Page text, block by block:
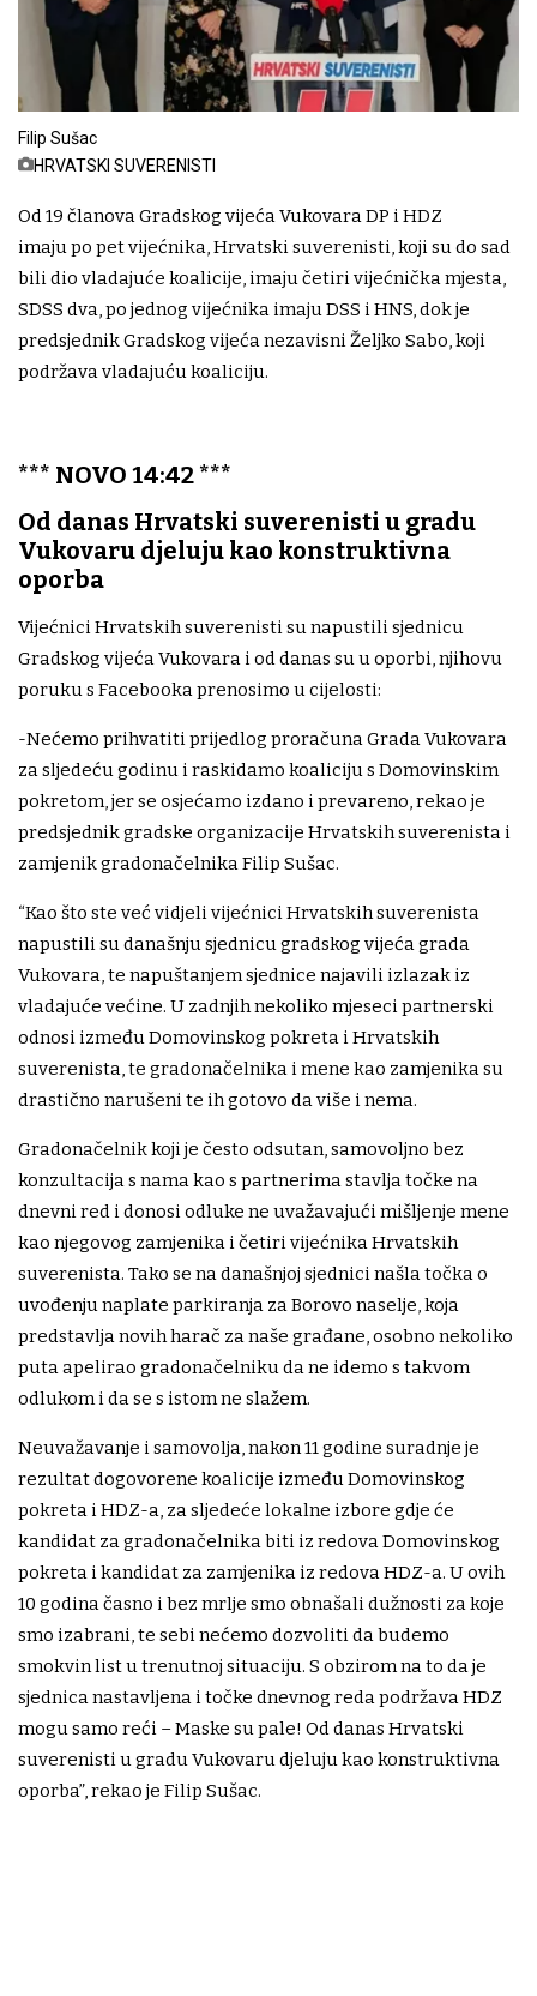
Filip Sušac
HRVATSKI SUVERENISTI
Od 19 članova Gradskog vijeća Vukovara DP i HDZ
imaju po pet vijećnika, Hrvatski suverenisti, koji su do sad
bili dio vladajuće koalicije, imaju četiri vijećnička mjesta,
SDSS dva, po jednog vijećnika imaju DSS i HNS, dok je
predsjednik Gradskog vijeća nezavisni Željko Sabo, koji
podržava vladajuću koaliciju.
*** NOVO 14:42 ***
Od danas Hrvatski suverenisti u gradu
Vukovaru djeluju kao konstruktivna
oporba
Vijećnici Hrvatskih suverenisti su napustili sjednicu
Gradskog vijeća Vukovara i od danas su u oporbi, njihovu
poruku s Facebooka prenosimo u cijelosti:
-Nećemo prihvatiti prijedlog proračuna Grada Vukovara
za sljedeću godinu i raskidamo koaliciju s Domovinskim
pokretom, jer se osjećamo izdano i prevareno, rekao je
predsjednik gradske organizacije Hrvatskih suverenista i
zamjenik gradonačelnika Filip Sušac.
“Kao što ste već vidjeli vijećnici Hrvatskih suverenista
napustili su današnju sjednicu gradskog vijeća grada
Vukovara, te napuštanjem sjednice najavili izlazak iz
vladajuće većine. U zadnjih nekoliko mjeseci partnerski
odnosi između Domovinskog pokreta i Hrvatskih
suverenista, te gradonačelnika i mene kao zamjenika su
drastično narušeni te ih gotovo da više i nema.
Gradonačelnik koji je često odsutan, samovoljno bez
konzultacija s nama kao s partnerima stavlja točke na
dnevni red i donosi odluke ne uvažavajući mišljenje mene
kao njegovog zamjenika i četiri vijećnika Hrvatskih
suverenista. Tako se na današnjoj sjednici našla točka o
uvođenju naplate parkiranja za Borovo naselje, koja
predstavlja novih harač za naše građane, osobno nekoliko
puta apelirao gradonačelniku da ne idemo s takvom
odlukom i da se s istom ne slažem.
Neuvažavanje i samovolja, nakon 11 godine suradnje je
rezultat dogovorene koalicije između Domovinskog
pokreta i HDZ-a, za sljedeće lokalne izbore gdje će
kandidat za gradonačelnika biti iz redova Domovinskog
pokreta i kandidat za zamjenika iz redova HDZ-a. U ovih
10 godina časno i bez mrlje smo obnašali dužnosti za koje
smo izabrani, te sebi nećemo dozvoliti da budemo
smokvin list u trenutnoj situaciju. S obzirom na to da je
sjednica nastavljena i točke dnevnog reda podržava HDZ
mogu samo reći – Maske su pale! Od danas Hrvatski
suverenisti u gradu Vukovaru djeluju kao konstruktivna
oporba”, rekao je Filip Sušac.